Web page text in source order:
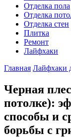
Отделка пола
Отделка
Отделка стен
Плитка
Ремонт
Лайфхаки
Главная Лайфхаки
Черная
потолке):
способы и
борьбы с